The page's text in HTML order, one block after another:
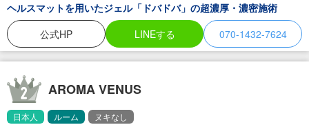
ヘルスマットを用いたジェル「ドバドバ」の超濃厚・濃密施術
公式HP
LINEする 070-1432-7624
AROMA VENUS
日本人 ルーム ヌキなし